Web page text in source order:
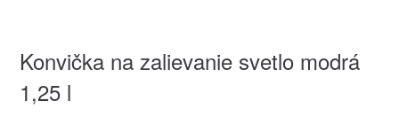
Konvička na zalievanie svetlo modrá
1,25 l